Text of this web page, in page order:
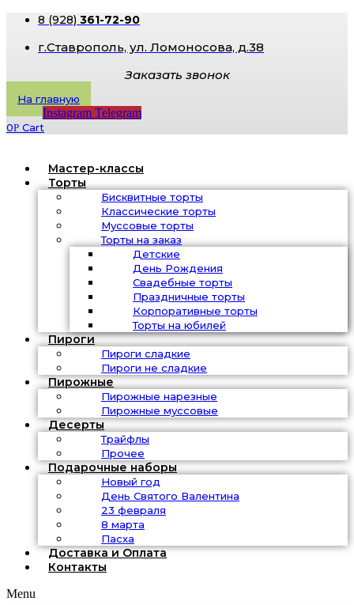
8 (928) 361-72-90
г.Ставрополь, ​ул. Ломоносова, д.38
Заказать звонок
На главную
Instagram Telegram
0Р Cart
Мастер-классы
Торты
Бисквитные торты
Классические торты
Муссовые торты
Торты на заказ
Детские
День Рождения
Свадебные торты
Праздничные торты
Корпоративные торты
Торты на юбилей
Пироги
Пироги сладкие
Пироги не сладкие
Пирожные
Пирожные нарезные
Пирожные муссовые
Десерты
Трайфлы
Прочее
Подарочные наборы
Новый год
День Святого Валентина
23 февраля
8 марта
Пасха
Доставка и Оплата
Контакты
Menu